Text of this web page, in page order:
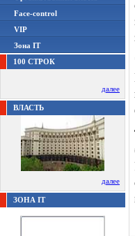
Face-control
VIP
Зона IT
100 СТРОК
далее
ВЛАСТЬ
далее
ЗОНА IT